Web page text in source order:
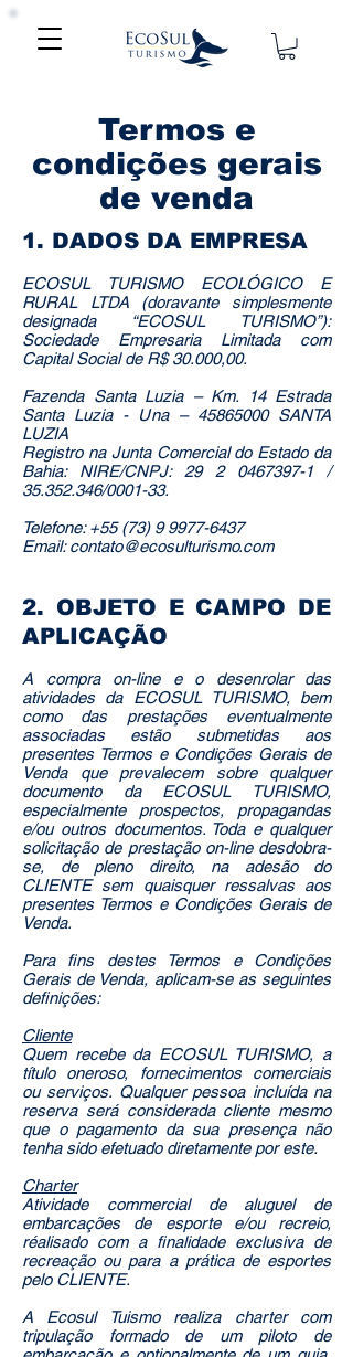
Termos e
condições gerais
de venda
1. DADOS DA EMPRESA
ECOSUL TURISMO ECOLÓGICO E
RURAL LTDA (doravante simplesmente
designada “ECOSUL TURISMO”):
Sociedade Empresaria Limitada com
Capital Social de R$ 30.000,00.
Fazenda Santa Luzia – Km. 14 Estrada
Santa Luzia - Una – 45865000 SANTA
LUZIA
Registro na Junta Comercial do Estado da
Bahia: NIRE/CNPJ: 29 2 0467397-1 /
35.352.346/0001-33.
Telefone: +55 (73) 9 9977-6437
Email:contato@ecosulturismo.com
2. OBJETO E CAMPO DE
APLICAÇÃO
A compra on-line e o desenrolar das
atividades da ECOSUL TURISMO, bem
como das prestações eventualmente
associadas estão submetidas aos
presentes Termos e Condições Gerais de
Venda que prevalecem sobre qualquer
documento da ECOSUL TURISMO,
especialmente prospectos, propagandas
e/ou outros documentos. Toda e qualquer
solicitação de prestação on-line desdobra-
se, de pleno direito, na adesão do
CLIENTE sem quaisquer ressalvas aos
presentes Termos e Condições Gerais de
Venda.
Para fins destes Termos e Condições
Gerais de Venda, aplicam-se as seguintes
definições:
Cliente
Quem recebe da ECOSUL TURISMO, a
título oneroso, fornecimentos comerciais
ou serviços. Qualquer pessoa incluída na
reserva será considerada cliente mesmo
que o pagamento da sua presença não
tenha sido efetuado diretamente por este.
Charter
Atividade commercial de aluguel de
embarcações de esporte e/ou recreio,
réalisado com a finalidade exclusiva de
recreação ou para a prática de esportes
pelo CLIENTE.
A Ecosul Tuismo realiza charter com
tripulação formado de um piloto de